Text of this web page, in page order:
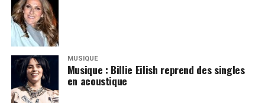
MUSIQUE
Musique : Billie Eilish reprend des singles
en acoustique